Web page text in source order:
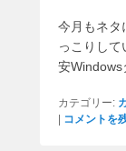
今月もネタ
っこりし
安Windows
カテゴリー:
| コメントを